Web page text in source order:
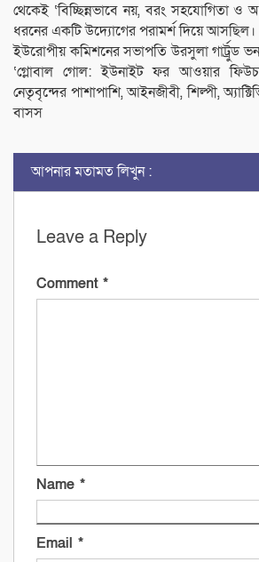
থেকেই ‘বিচ্ছিন্নভাবে নয়, বরং সহযোগিতা ও
ধরনের একটি উদ্যোগের পরামর্শ দিয়ে আসছিল।
ইউরোপীয় কমিশনের সভাপতি উরসুলা গার্ট্রুড ভন
‘গ্লোবাল গোল: ইউনাইট ফর আওয়ার
নেতৃবৃন্দের পাশাপাশি, আইনজীবী, শিল্পী,
বাসস
আপনার মতামত লিখুন :
Leave a Reply
Comment *
Name *
Email *